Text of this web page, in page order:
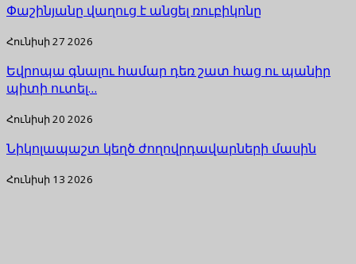
Փաշինյանը վաղուց է անցել ռուբիկոնը
Հունիսի 27 2026
Եվրոպա գնալու համար դեռ շատ հաց ու պանիր
պիտի ուտել…
Հունիսի 20 2026
Նիկոլապաշտ կեղծ ժողովրդավարների մասին
Հունիսի 13 2026